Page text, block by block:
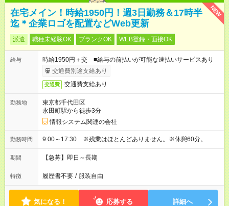
NEW
在宅メイン！時給1950円！週3日勤務＆17時半
迄＊企業ロゴを配置などWeb更新
派遣 職種未経験OK ブランクOK WEB登録・面接OK
給与
時給1950円＋交 ■給与の前払いが可能な速払いサービスあり
交通費別途支給あり
交通費 交通費支給あり
勤務地
東京都千代田区
永田町駅から徒歩3分
情報システム関連の会社
勤務時間 9:00～17:30 ※残業はほとんどありません。※休憩60分。
期間 【急募】即日～長期
特徴 履歴書不要 / 服装自由
気になる！ 応募する 詳細へ